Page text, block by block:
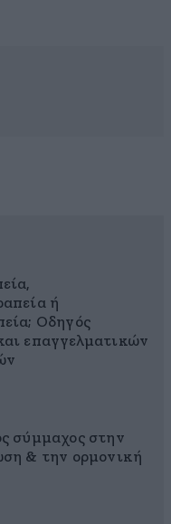
ή
Οδηγός
επαγγελματικών
σύμμαχος στην
& την ορμονική